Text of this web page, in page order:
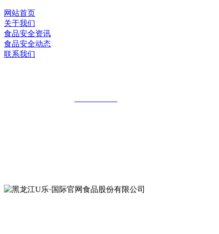
网站首页
关于我们
食品安全资讯
食品安全动态
联系我们